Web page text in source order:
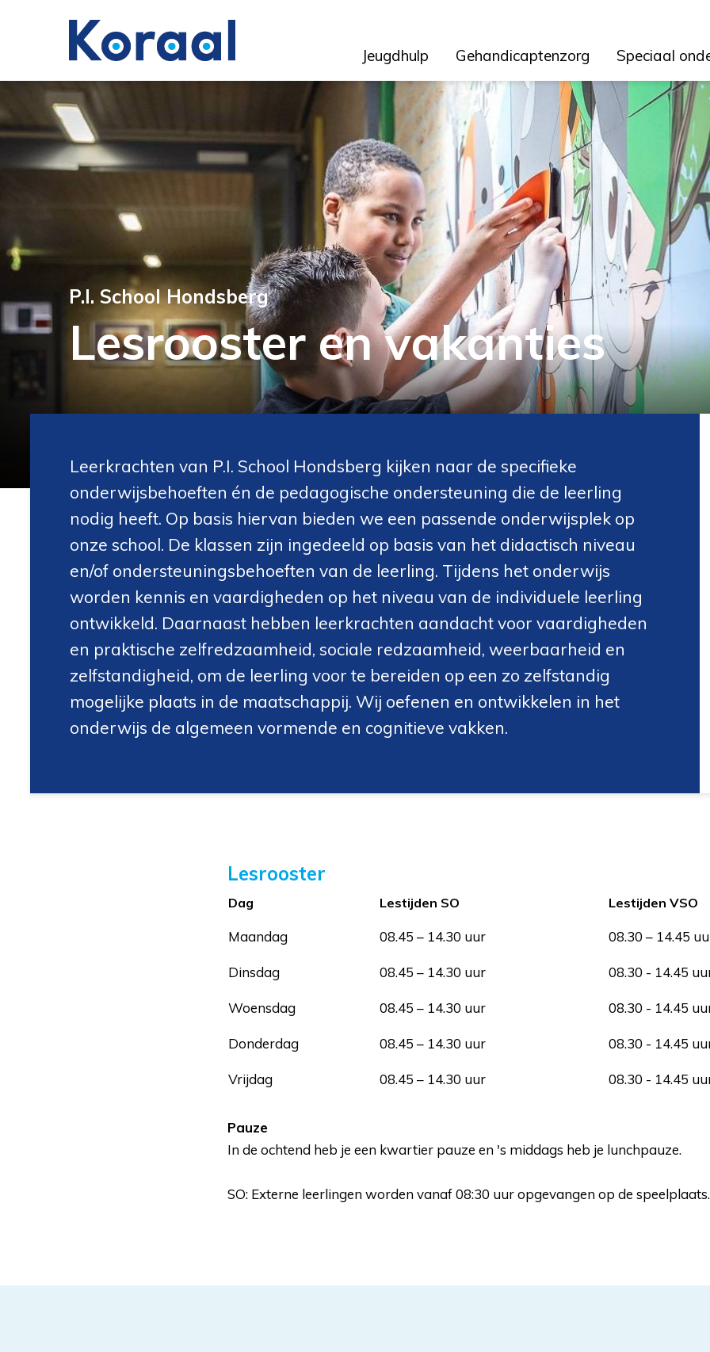
Jeugdhulp Gehandicaptenzorg Speciaal
P.I. School Hondsberg
Lesrooster en vakanties
Leerkrachten van P.I. School Hondsberg kijken naar de specifieke
onderwijsbehoeften én de pedagogische ondersteuning die de leerling
nodig heeft. Op basis hiervan bieden we een passende onderwijsplek op
onze school. De klassen zijn ingedeeld op basis van het didactisch niveau
en/of ondersteuningsbehoeften van de leerling. Tijdens het onderwijs
worden kennis en vaardigheden op het niveau van de individuele leerling
ontwikkeld. Daarnaast hebben leerkrachten aandacht voor vaardigheden
en praktische zelfredzaamheid, sociale redzaamheid, weerbaarheid en
zelfstandigheid, om de leerling voor te bereiden op een zo zelfstandig
mogelijke plaats in de maatschappij. Wij oefenen en ontwikkelen in het
onderwijs de algemeen vormende en cognitieve vakken.
Lesrooster
Dag Lestijden SO Lestijden VSO
Maandag 08.45 – 14.30 uur 08.30 – 14.45
Dinsdag 08.45 – 14.30 uur 08.30 - 14.45
Woensdag 08.45 – 14.30 uur 08.30 - 14.45
Donderdag 08.45 – 14.30 uur 08.30 - 14.45
Vrijdag 08.45 – 14.30 uur 08.30 - 14.45
Pauze
In de ochtend heb je een kwartier pauze en 's middags heb je lunchpauze.
SO: Externe leerlingen worden vanaf 08:30 uur opgevangen op de speelplaats.